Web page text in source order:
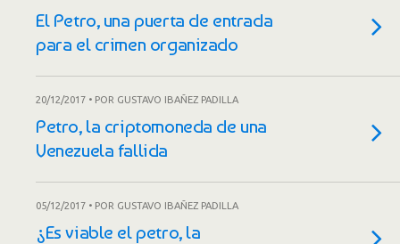
El Petro, una puerta de entrada
para el crimen organizado
20/12/2017 • POR GUSTAVO IBAÑEZ PADILLA
Petro, la criptomoneda de una
Venezuela fallida
05/12/2017 • POR GUSTAVO IBAÑEZ PADILLA
¿Es viable el petro, la